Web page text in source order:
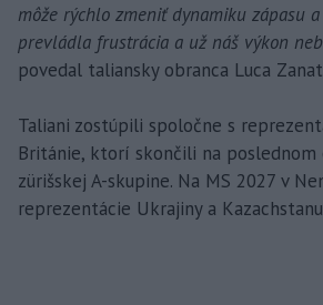
môže rýchlo zmeniť dynamiku zápasu
prevládla frustrácia a už náš výkon
povedal taliansky obranca Luca
Taliani zostúpili spoločne s
Británie, ktorí skončili na poslednom
zürišskej A-skupine. Na MS 2027 v
reprezentácie Ukrajiny a